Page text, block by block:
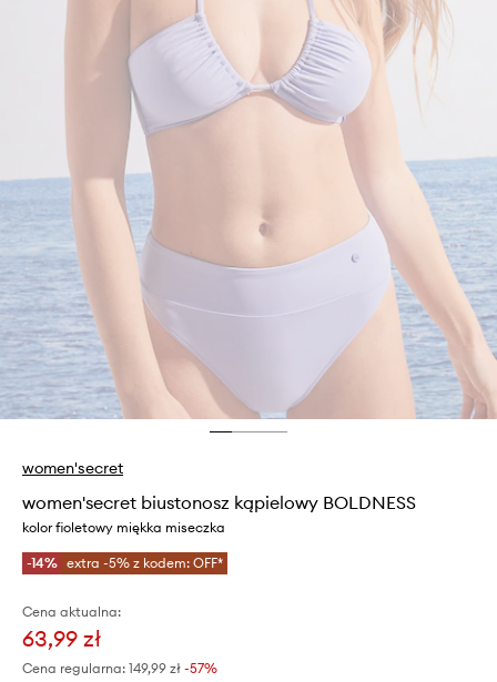
women'secret
women'secret biustonosz kąpielowy BOLDNESS
kolor fioletowy miękka miseczka
-14% extra -5% z kodem: OFF*
Cena aktualna:
63,99 zł
Cena regularna: 149,99 zł -57%